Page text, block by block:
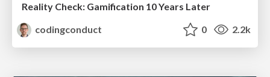
Reality Check: Gamification 10 Years Later
codingconduct
0 2.2k